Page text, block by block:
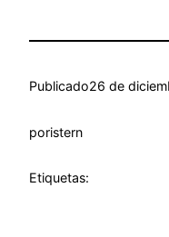
Publicado26 de
poristern
Etiquetas: